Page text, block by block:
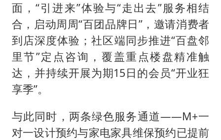
面，“引进来”体验与“走出去”服务相结
合，启动周周“百团品牌日”，邀请消费者
到店深度体验；社区端同步推进“百盘邻
里节”定点咨询，覆盖重点楼盘精准触
达，并持续开展为期15日的会员“开业狂
享季”。
与此同时，两条绿色服务通道——M+一
对一设计预约与家电家具维保预约已提前